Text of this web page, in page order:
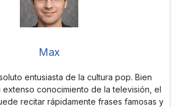
Max
entusiasta de la cultura pop. Bien
conocimiento de la televisión, el
recitar rápidamente frases famosas y